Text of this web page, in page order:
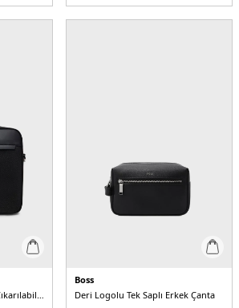
Logolu Ayarlanabilir ve Çıkarılabilir Askılı Evrak Erkek Çanta
Boss
Deri Logolu Tek Saplı Erkek Çanta